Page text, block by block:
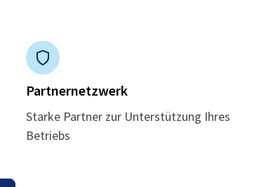
Partnernetzwerk
Starke Partner zur Unterstützung Ihres
Betriebs